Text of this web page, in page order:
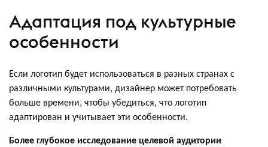
Адаптация под культурные
особенности
Если логотип будет использоваться в разных странах с
различными культурами, дизайнер может потребовать
больше времени, чтобы убедиться, что логотип
адаптирован и учитывает эти особенности.
Более глубокое исследование целевой аудитории